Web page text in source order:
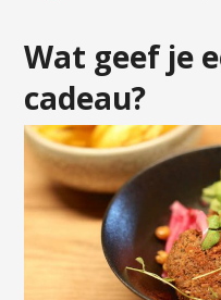
Wat geef je
cadeau?